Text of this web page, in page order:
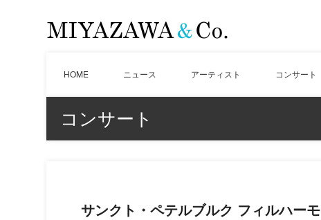
HOME ニュース アーティスト コンサート
コンサート
サンクト・ペテルブルク フィルハー